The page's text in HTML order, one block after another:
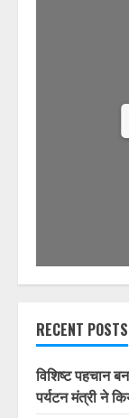
RECENT POSTS
विशिष्ट पहचान
पर्यटन मंत्री ने